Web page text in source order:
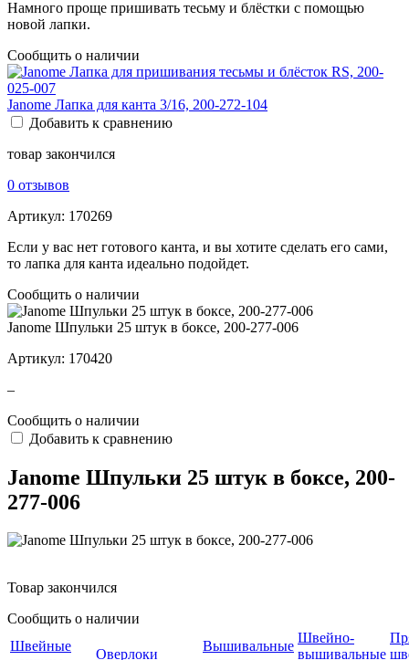
Намного проще пришивать тесьму и блёстки с помощью
новой лапки.
Сообщить о наличии
Janome Лапка для канта 3/16, 200-272-104
Добавить к сравнению
товар закончился
0 отзывов
Артикул: 170269
Если у вас нет готового канта, и вы хотите сделать его сами,
то лапка для канта идеально подойдет.
Сообщить о наличии
Janome Шпульки 25 штук в боксе, 200-277-006
Артикул: 170420
–
Сообщить о наличии
Добавить к сравнению
Janome Шпульки 25 штук в боксе, 200-
277-006
Товар закончился
Сообщить о наличии
Швейные
Оверлоки
Вышивальные
Швейно-
вышивальные